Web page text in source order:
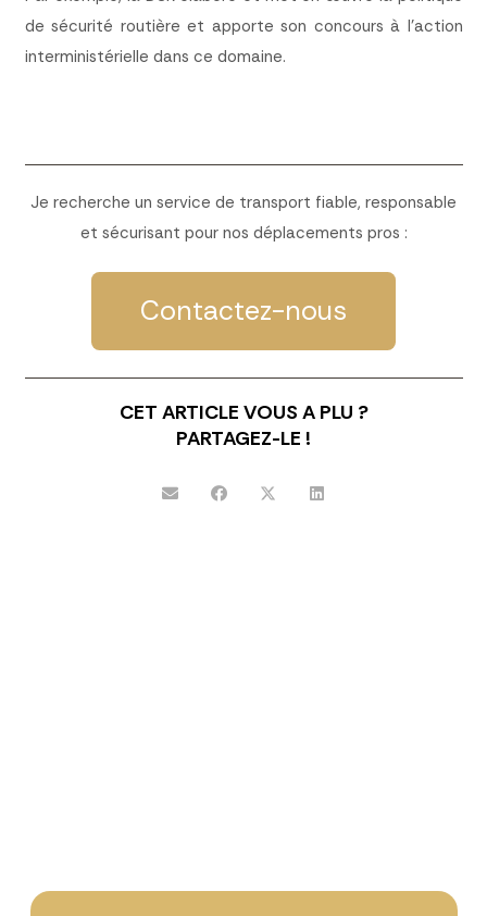
de sécurité routière et apporte son concours à l’action
interministérielle dans ce domaine.
Je recherche un service de transport fiable, responsable
et sécurisant pour nos déplacements pros :
Contactez-nous
CET ARTICLE VOUS A PLU ?
PARTAGEZ-LE !